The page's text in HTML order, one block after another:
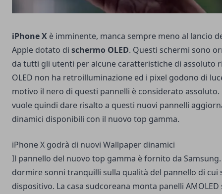
iPhone X è imminente, manca sempre meno al lancio
Apple dotato di schermo OLED. Questi schermi sono
da tutti gli utenti per alcune caratteristiche di assoluto
OLED non ha retroilluminazione ed i pixel godono di
motivo il nero di questi pannelli è considerato assoluto.
vuole quindi dare risalto a questi nuovi pannelli
dinamici disponibili con il nuovo top gamma.
iPhone X godrà di nuovi Wallpaper dinamici
Il pannello del nuovo top gamma è fornito da
dormire sonni tranquilli sulla qualità del pannello di cui
dispositivo. La casa sudcoreana monta panelli